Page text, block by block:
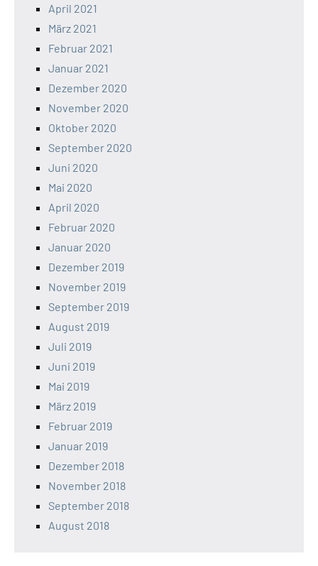
April 2021
März 2021
Februar 2021
Januar 2021
Dezember 2020
November 2020
Oktober 2020
September 2020
Juni 2020
Mai 2020
April 2020
Februar 2020
Januar 2020
Dezember 2019
November 2019
September 2019
August 2019
Juli 2019
Juni 2019
Mai 2019
März 2019
Februar 2019
Januar 2019
Dezember 2018
November 2018
September 2018
August 2018